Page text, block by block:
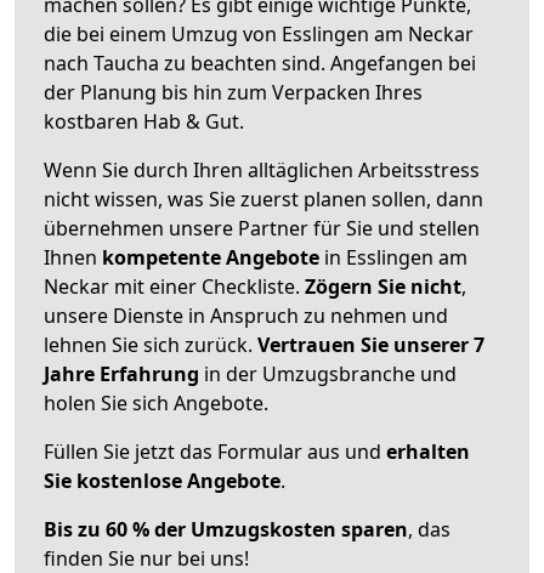
die bei einem Umzug von Esslingen am Neckar
nach Taucha zu beachten sind. Angefangen bei
der Planung bis hin zum Verpacken Ihres
kostbaren Hab & Gut.
Wenn Sie durch Ihren alltäglichen Arbeitsstress
nicht wissen, was Sie zuerst planen sollen, dann
übernehmen unsere Partner für Sie und stellen
Ihnen kompetente Angebote in Esslingen am
Neckar mit einer Checkliste. Zögern Sie nicht,
unsere Dienste in Anspruch zu nehmen und
lehnen Sie sich zurück. Vertrauen Sie unserer 7
Jahre Erfahrung in der Umzugsbranche und
holen Sie sich Angebote.
Füllen Sie jetzt das Formular aus und erhalten
Sie kostenlose Angebote.
Bis zu 60 % der Umzugskosten sparen, das
finden Sie nur bei uns!